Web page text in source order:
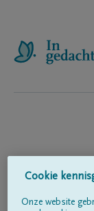
Cookie
Onze website